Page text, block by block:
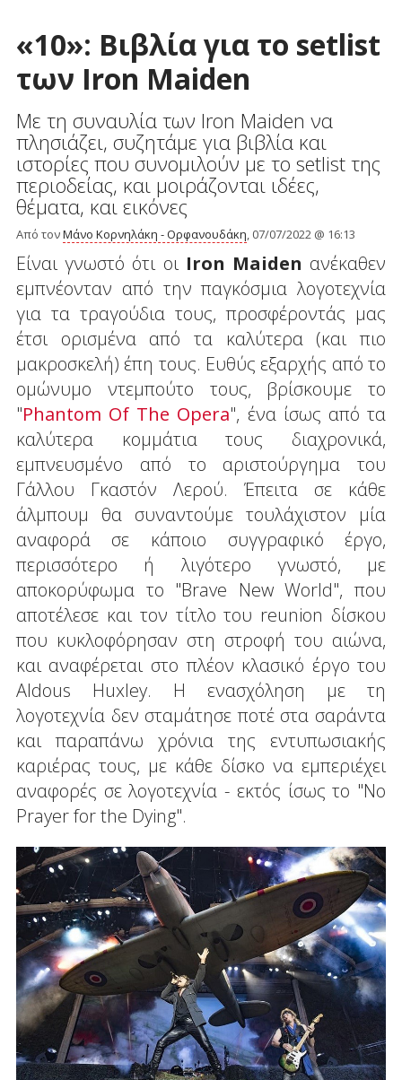
«10»: Βιβλία για το setlist
των Iron Maiden
Με τη συναυλία των Iron Maiden να
πλησιάζει, συζητάμε για βιβλία και
ιστορίες που συνομιλούν με το setlist της
περιοδείας, και μοιράζονται ιδέες,
θέματα, και εικόνες
Από τονΜάνο Κορνηλάκη - Ορφανουδάκη, 07/07/2022 @ 16:13
Είναι γνωστό ότι οι Iron Maiden ανέκαθεν
εμπνέονταν από την παγκόσμια λογοτεχνία
για τα τραγούδια τους, προσφέροντάς μας
έτσι ορισμένα από τα καλύτερα (και πιο
μακροσκελή) έπη τους. Ευθύς εξαρχής από το
ομώνυμο ντεμπούτο τους, βρίσκουμε το
"Phantom Of The Opera", ένα ίσως από τα
καλύτερα κομμάτια τους διαχρονικά,
εμπνευσμένο από το αριστούργημα του
Γάλλου Γκαστόν Λερού. Έπειτα σε κάθε
άλμπουμ θα συναντούμε τουλάχιστον μία
αναφορά σε κάποιο συγγραφικό έργο,
περισσότερο ή λιγότερο γνωστό, με
αποκορύφωμα το "Brave New World", που
αποτέλεσε και τον τίτλο του reunion δίσκου
που κυκλοφόρησαν στη στροφή του αιώνα,
και αναφέρεται στο πλέον κλασικό έργο του
Aldous Huxley. Η ενασχόληση με τη
λογοτεχνία δεν σταμάτησε ποτέ στα σαράντα
και παραπάνω χρόνια της εντυπωσιακής
καριέρας τους, με κάθε δίσκο να εμπεριέχει
αναφορές σε λογοτεχνία - εκτός ίσως το "No
Prayer for the Dying".